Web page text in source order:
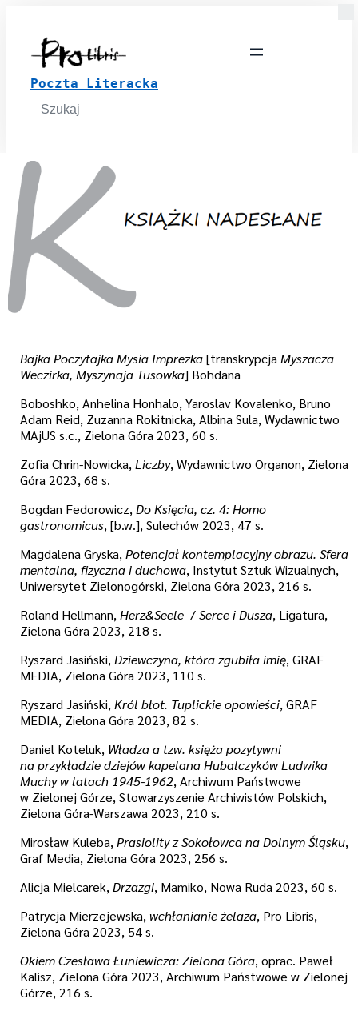
Poczta Literacka
Search
for:
Bajka Poczytajka Mysia Imprezka[transkrypcja Myszacza
Weczirka, Myszynaja Tusowka] Bohdana
Boboshko, Anhelina Honhalo, Yaroslav Kovalenko, Bruno
Adam Reid, Zuzanna Rokitnicka, Albina Sula, Wydawnictwo
MAjUS s.c., Zielona Góra 2023, 60 s.
Zofia Chrin-Nowicka, Liczby, Wydawnictwo Organon, Zielona
Góra 2023, 68 s.
Bogdan Fedorowicz, Do Księcia, cz. 4: Homo
gastronomicus, [b.w.], Sulechów 2023, 47 s.
Magdalena Gryska, Potencjał kontemplacyjny obrazu. Sfera
mentalna, fizyczna i duchowa, Instytut Sztuk Wizualnych,
Uniwersytet Zielonogórski, Zielona Góra 2023, 216 s.
Roland Hellmann, Herz&Seele /Serce i Dusza, Ligatura,
Zielona Góra 2023, 218 s.
Ryszard Jasiński, Dziewczyna, która zgubiła imię, GRAF
MEDIA, Zielona Góra 2023, 110 s.
Ryszard Jasiński, Król błot. Tuplickie opowieści, GRAF
MEDIA, Zielona Góra 2023, 82 s.
Daniel Koteluk, Władza a tzw. księża pozytywni
na przykładzie dziejów kapelana Hubalczyków Ludwika
Muchy w latach 1945-1962, Archiwum Państwowe
w Zielonej Górze, Stowarzyszenie Archiwistów Polskich,
Zielona Góra-Warszawa 2023, 210 s.
Mirosław Kuleba, Prasiolity z Sokołowca na Dolnym Śląsku,
Graf Media, Zielona Góra 2023, 256 s.
Alicja Mielcarek, Drzazgi, Mamiko, Nowa Ruda 2023, 60 s.
Patrycja Mierzejewska, wchłanianie żelaza, Pro Libris,
Zielona Góra 2023, 54 s.
Okiem Czesława Łuniewicza: Zielona Góra, oprac. Paweł
Kalisz, Zielona Góra 2023, Archiwum Państwowe w Zielonej
Górze, 216 s.